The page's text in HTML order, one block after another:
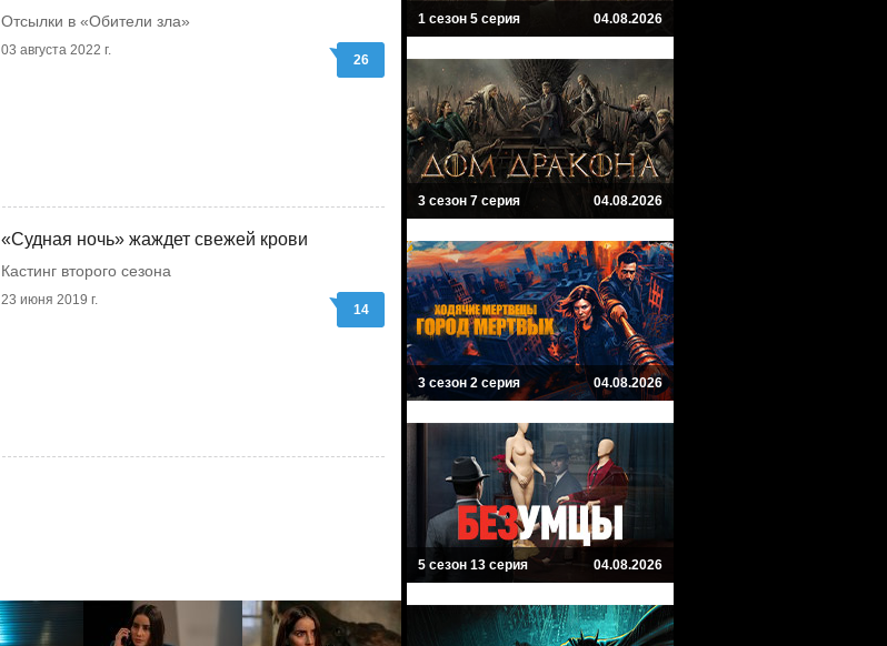
Отсылки в «Обители зла»
03 августа 2022 г.
26
«Судная ночь» жаждет свежей крови
Кастинг второго сезона
23 июня 2019 г.
14
1 сезон 5 серия 04.08.2026
3 сезон 7 серия 04.08.2026
3 сезон 2 серия 04.08.2026
5 сезон 13 серия 04.08.2026